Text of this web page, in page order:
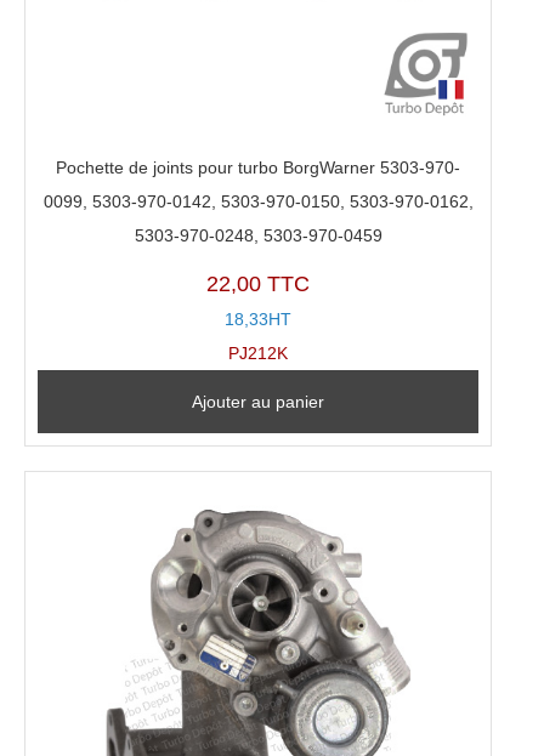
Pochette de joints pour turbo BorgWarner 5303-970-
0099, 5303-970-0142, 5303-970-0150, 5303-970-0162,
5303-970-0248, 5303-970-0459
22,00 TTC
18,33HT
PJ212K
Ajouter au panier